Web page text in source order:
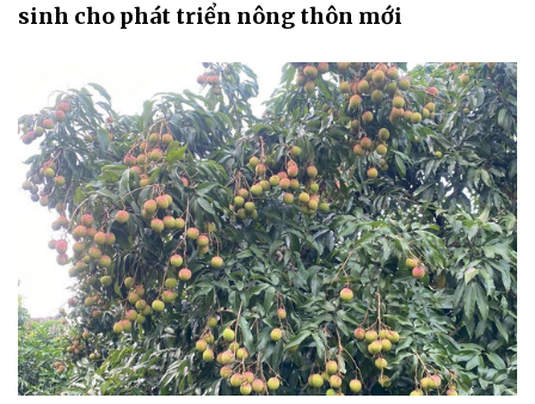
sinh cho phát triển nông thôn mới